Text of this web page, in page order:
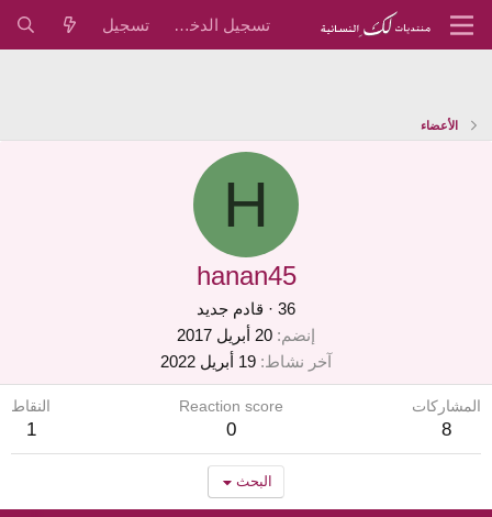
تسجيل الدخول تسجيل
الأعضاء
H
hanan45
قادم جديد · 36
إنضم 20 أبريل 2017
آخر نشاط 19 أبريل 2022
المشاركات
8
Reaction score
0
النقاط
1
البحث